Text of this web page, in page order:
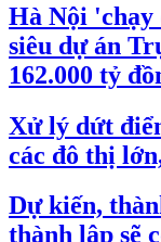
Hà Nội 'chạy
siêu dự án
162.000 tỷ
Xử lý dứt
các đô thị
Dự kiến,
thành lập sẽ